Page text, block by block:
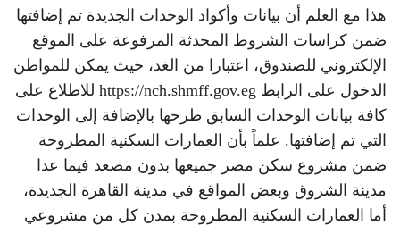
هذا مع العلم أن بيانات وأكواد الوحدات الجديدة تم إضافتها
ضمن كراسات الشروط المحدثة المرفوعة على الموقع
الإلكتروني للصندوق، اعتبارا من الغد، حيث يمكن للمواطن
الدخول على الرابط https://nch.shmff.gov.eg للاطلاع على
كافة بيانات الوحدات السابق طرحها بالإضافة إلى الوحدات
التي تم إضافتها. علماً بأن العمارات السكنية المطروحة
ضمن مشروع سكن مصر جميعها بدون مصعد فيما عدا
مدينة الشروق وبعض المواقع في مدينة القاهرة الجديدة،
أما العمارات السكنية المطروحة بمدن كل من مشروعي